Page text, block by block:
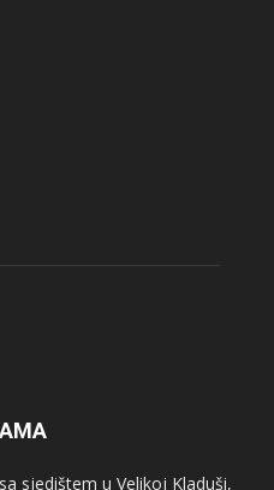
sjedištem u Velikoj Kladuši,